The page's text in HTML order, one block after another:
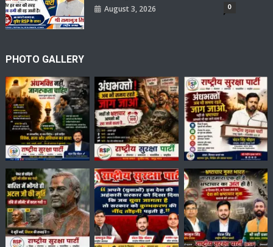
August 3, 2026 0
PHOTO GALLERY